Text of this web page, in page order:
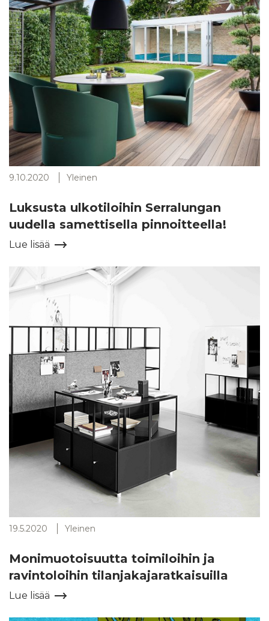
9.10.2020 Yleinen
Luksusta ulkotiloihin Serralungan
uudella samettisella pinnoitteella!
Lue lisää
19.5.2020 Yleinen
Monimuotoisuutta toimiloihin ja
ravintoloihin tilanjakajaratkaisuilla
Lue lisää